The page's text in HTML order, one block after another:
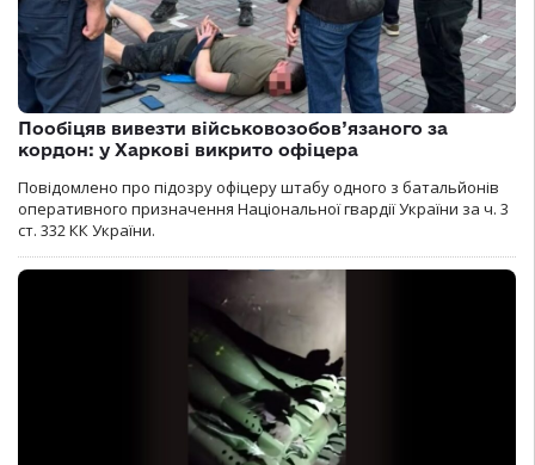
Пообіцяв вивезти військовозобов’язаного за
кордон: у Харкові викрито офіцера
Повідомлено про підозру офіцеру штабу одного з батальйонів
оперативного призначення Національної гвардії України за ч. 3
ст. 332 КК України.